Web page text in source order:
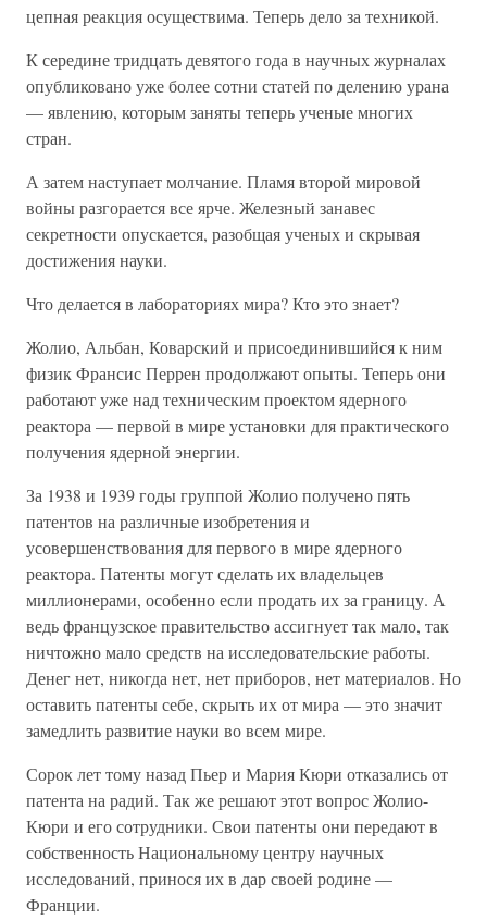
цепная реакция осуществима. Теперь дело за техникой.
К середине тридцать девятого года в научных журналах
опубликовано уже более сотни статей по делению урана
— явлению, которым заняты теперь ученые многих
стран.
А затем наступает молчание. Пламя второй мировой
войны разгорается все ярче. Железный занавес
секретности опускается, разобщая ученых и скрывая
достижения науки.
Что делается в лабораториях мира? Кто это знает?
Жолио, Альбан, Коварский и присоединившийся к ним
физик Франсис Перрен продолжают опыты. Теперь они
работают уже над техническим проектом ядерного
реактора — первой в мире установки для практического
получения ядерной энергии.
За 1938 и 1939 годы группой Жолио получено пять
патентов на различные изобретения и
усовершенствования для первого в мире ядерного
реактора. Патенты могут сделать их владельцев
миллионерами, особенно если продать их за границу. А
ведь французское правительство ассигнует так мало, так
ничтожно мало средств на исследовательские работы.
Денег нет, никогда нет, нет приборов, нет материалов. Но
оставить патенты себе, скрыть их от мира — это значит
замедлить развитие науки во всем мире.
Сорок лет тому назад Пьер и Мария Кюри отказались от
патента на радий. Так же решают этот вопрос Жолио-
Кюри и его сотрудники. Свои патенты они передают в
собственность Национальному центру научных
исследований, принося их в дар своей родине —
Франции.